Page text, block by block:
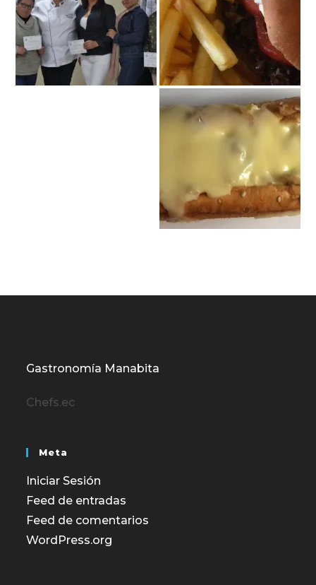
Gastronomía Manabita
Chefs.ec
Meta
Iniciar Sesión
Feed de entradas
Feed de comentarios
WordPress.org